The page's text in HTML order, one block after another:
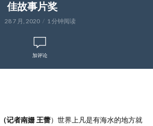
佳故事片奖
28 7 月, 2020 1 分钟阅读
加评论
记者南姗 王蕾）世界上凡是有海水的地方就